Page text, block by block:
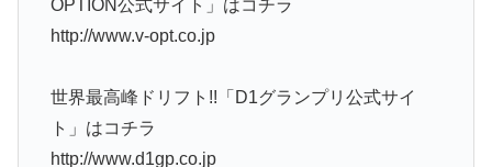
OPTION公式サイト」はコチラ
http://www.v-opt.co.jp
世界最高峰ドリフト!!「D1グランプリ公式サイ
ト」はコチラ
http://www.d1gp.co.jp